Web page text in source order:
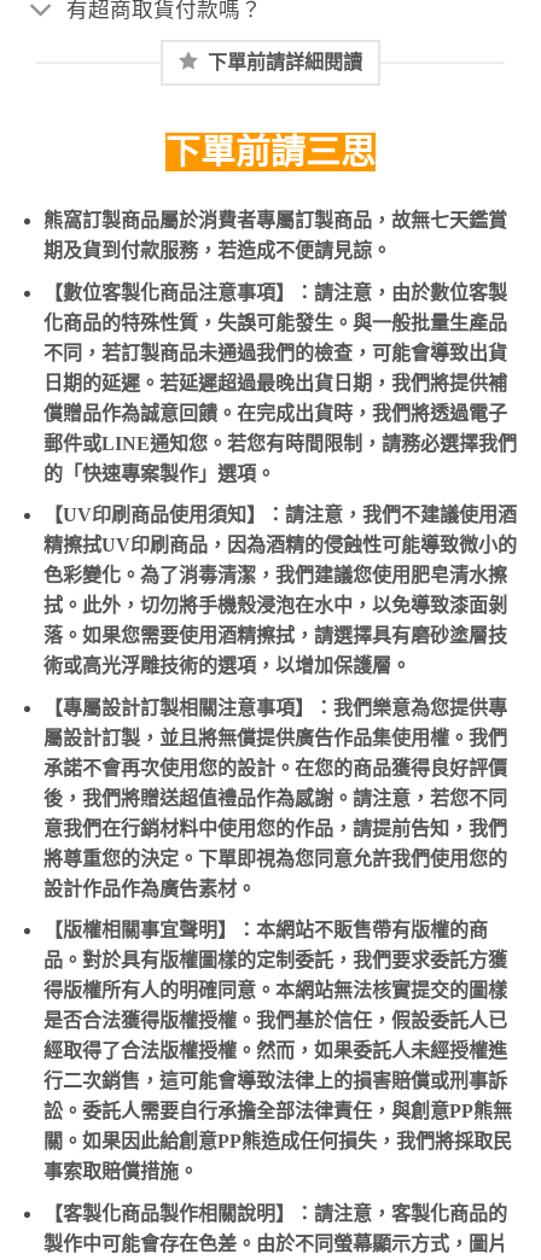
有超商取貨付款嗎？
下單前請詳細閱讀
下單前請三思
熊窩訂製商品屬於消費者專屬訂製商品，故無七天鑑賞
期及貨到付款服務，若造成不便請見諒。
【數位客製化商品注意事項】：請注意，由於數位客製
化商品的特殊性質，失誤可能發生。與一般批量生產品
不同，若訂製商品未通過我們的檢查，可能會導致出貨
日期的延遲。若延遲超過最晚出貨日期，我們將提供補
償贈品作為誠意回饋。在完成出貨時，我們將透過電子
郵件或LINE通知您。若您有時間限制，請務必選擇我們
的「快速專案製作」選項。
【UV印刷商品使用須知】：請注意，我們不建議使用酒
精擦拭UV印刷商品，因為酒精的侵蝕性可能導致微小的
色彩變化。為了消毒清潔，我們建議您使用肥皂清水擦
拭。此外，切勿將手機殼浸泡在水中，以免導致漆面剝
落。如果您需要使用酒精擦拭，請選擇具有磨砂塗層技
術或高光浮雕技術的選項，以增加保護層。
【專屬設計訂製相關注意事項】：我們樂意為您提供專
屬設計訂製，並且將無償提供廣告作品集使用權。我們
承諾不會再次使用您的設計。在您的商品獲得良好評價
後，我們將贈送超值禮品作為感謝。請注意，若您不同
意我們在行銷材料中使用您的作品，請提前告知，我們
將尊重您的決定。下單即視為您同意允許我們使用您的
設計作品作為廣告素材。
【版權相關事宜聲明】：本網站不販售帶有版權的商
品。對於具有版權圖樣的定制委託，我們要求委託方獲
得版權所有人的明確同意。本網站無法核實提交的圖樣
是否合法獲得版權授權。我們基於信任，假設委託人已
經取得了合法版權授權。然而，如果委託人未經授權進
行二次銷售，這可能會導致法律上的損害賠償或刑事訴
訟。委託人需要自行承擔全部法律責任，與創意PP熊無
關。如果因此給創意PP熊造成任何損失，我們將採取民
事索取賠償措施。
【客製化商品製作相關說明】：請注意，客製化商品的
製作中可能會存在色差。由於不同螢幕顯示方式，圖片